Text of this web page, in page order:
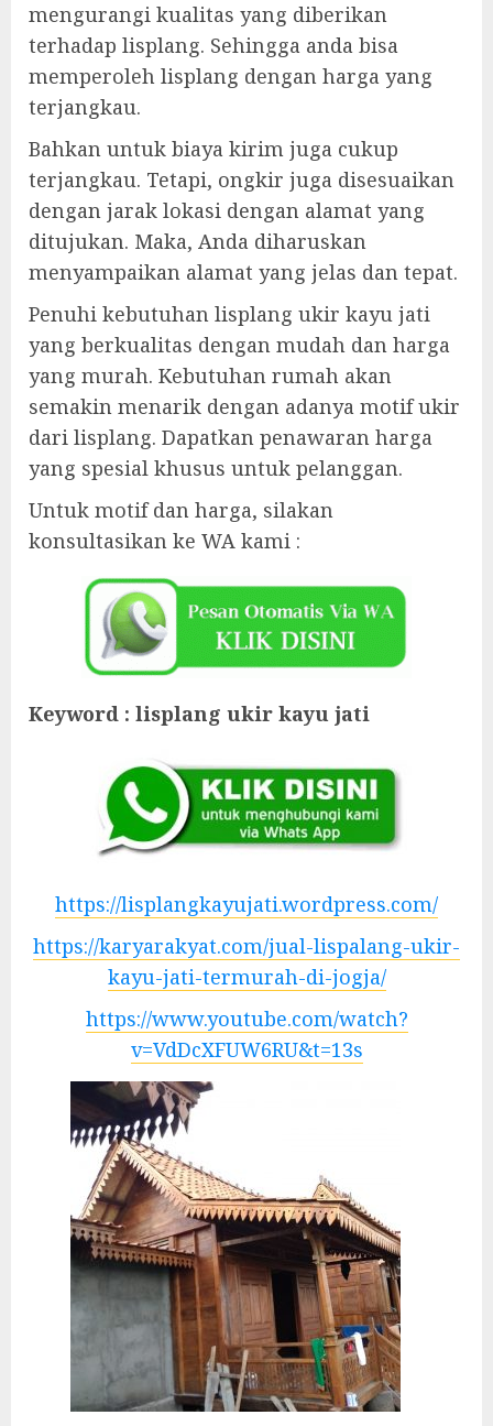
mengurangi kualitas yang diberikan
terhadap lisplang. Sehingga anda bisa
memperoleh lisplang dengan harga yang
terjangkau.
Bahkan untuk biaya kirim juga cukup
terjangkau. Tetapi, ongkir juga disesuaikan
dengan jarak lokasi dengan alamat yang
ditujukan. Maka, Anda diharuskan
menyampaikan alamat yang jelas dan tepat.
Penuhi kebutuhan lisplang ukir kayu jati
yang berkualitas dengan mudah dan harga
yang murah. Kebutuhan rumah akan
semakin menarik dengan adanya motif ukir
dari lisplang. Dapatkan penawaran harga
yang spesial khusus untuk pelanggan.
Untuk motif dan harga, silakan
konsultasikan ke WA kami :
Keyword : lisplang ukir kayu jati
https://lisplangkayujati.wordpress.com/
https://karyarakyat.com/jual-lispalang-ukir-
kayu-jati-termurah-di-jogja/
https://www.youtube.com/watch?
v=VdDcXFUW6RU&t=13s